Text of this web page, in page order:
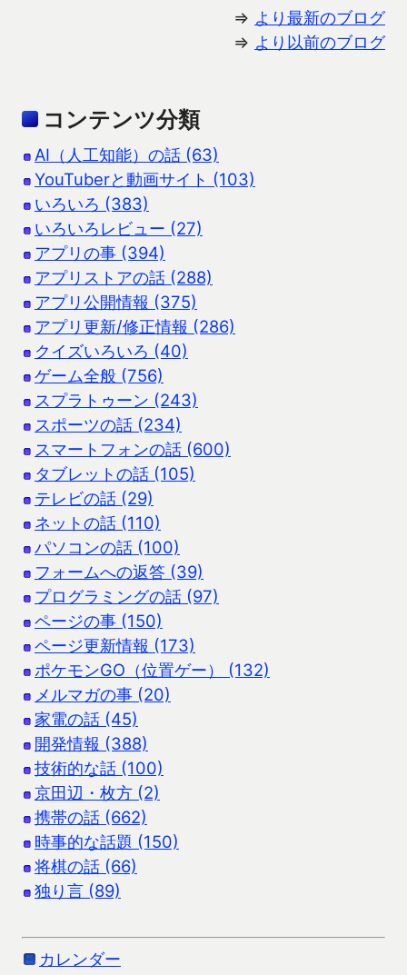
⇒ より最新のブログ
⇒ より以前のブログ
コンテンツ分類
AI（人工知能）の話 (63)
YouTuberと動画サイト (103)
いろいろ (383)
いろいろレビュー (27)
アプリの事 (394)
アプリストアの話 (288)
アプリ公開情報 (375)
アプリ更新/修正情報 (286)
クイズいろいろ (40)
ゲーム全般 (756)
スプラトゥーン (243)
スポーツの話 (234)
スマートフォンの話 (600)
タブレットの話 (105)
テレビの話 (29)
ネットの話 (110)
パソコンの話 (100)
フォームへの返答 (39)
プログラミングの話 (97)
ページの事 (150)
ページ更新情報 (173)
ポケモンGO（位置ゲー） (132)
メルマガの事 (20)
家電の話 (45)
開発情報 (388)
技術的な話 (100)
京田辺・枚方 (2)
携帯の話 (662)
時事的な話題 (150)
将棋の話 (66)
独り言 (89)
カレンダー